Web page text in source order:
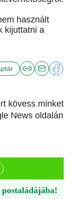
használt
kijuttatni a
kövess minket
News oldalán